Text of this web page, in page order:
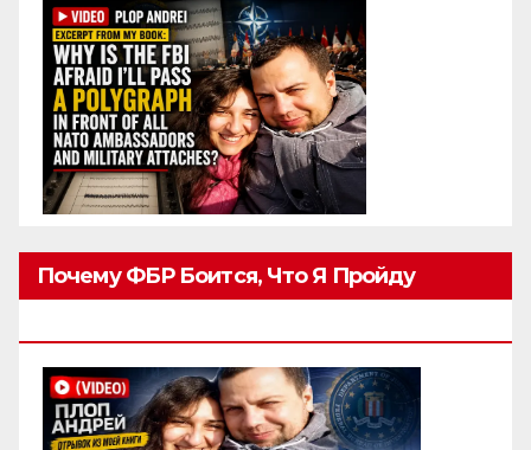
Почему ФБР Боится, Что Я Пройду